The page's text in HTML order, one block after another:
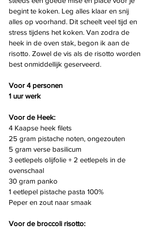
begint te koken. Leg alles klaar en snij
alles op voorhand. Dit scheelt veel tijd en
stress tijdens het koken. Van zodra de
heek in de oven stak, begon ik aan de
risotto. Zowel de vis als de risotto worden
best onmiddellijk geserveerd.
Voor 4 personen
1 uur werk
Voor de Heek:
4 Kaapse heek filets
25 gram pistache noten, ongezouten
5 gram verse basilicum
3 eetlepels olijfolie + 2 eetlepels in de
ovenschaal
30 gram panko
1 eetlepel pistache pasta 100%
Peper en zout naar smaak
Voor de broccoli risotto: